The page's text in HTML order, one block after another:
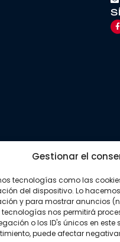
Gestionar el
tecnologías como las
del dispositivo. Lo
y para mostrar anuncios
tecnologías nos permitirá
o los ID's únicos en este
puede afectar